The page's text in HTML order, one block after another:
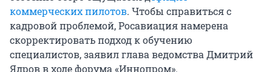
коммерческих пилотов. Чтобы справиться с
кадровой проблемой, Росавиация намерена
скорректировать подход к обучению
специалистов, заявил глава ведомства Дмитрий
Ядров в ходе форума «Иннопром».